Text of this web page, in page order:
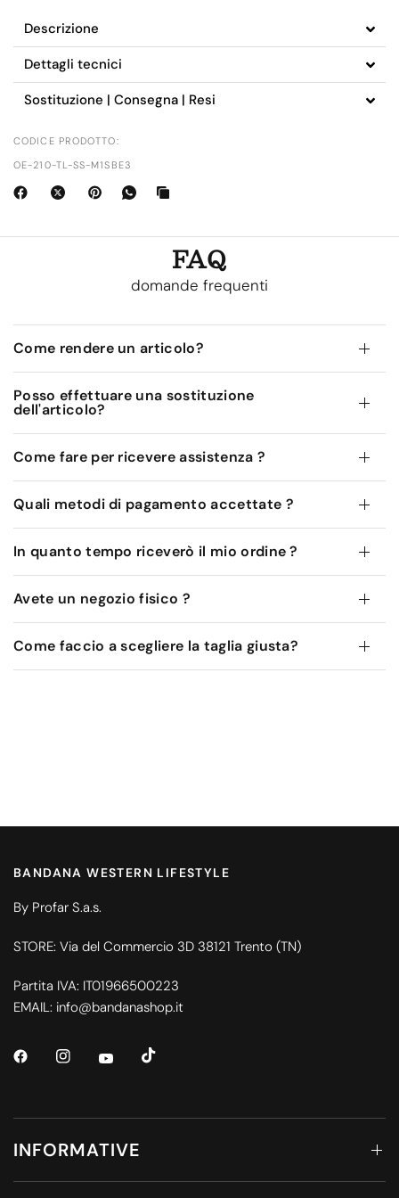
Descrizione
Dettagli tecnici
Sostituzione | Consegna | Resi
CODICE PRODOTTO:
OE-210-TL-SS-M1SBE3
FAQ
domande frequenti
Come rendere un articolo?
Posso effettuare una sostituzione
dell'articolo?
Come fare per ricevere assistenza ?
Quali metodi di pagamento accettate ?
In quanto tempo riceverò il mio ordine ?
Avete un negozio fisico ?
Come faccio a scegliere la taglia giusta?
BANDANA WESTERN LIFESTYLE
By Profar S.a.s.
STORE: Via del Commercio 3D 38121 Trento (TN)
Partita IVA: IT01966500223
EMAIL: info@bandanashop.it
INFORMATIVE